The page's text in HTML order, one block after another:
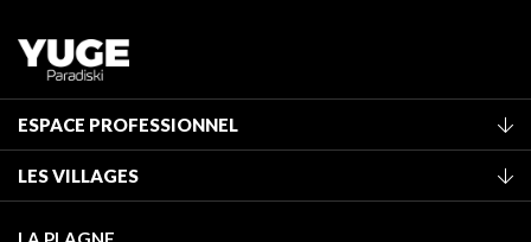
ESPACE PROFESSIONNEL
Classement des meublés
Taxe de séjour
LES VILLAGES